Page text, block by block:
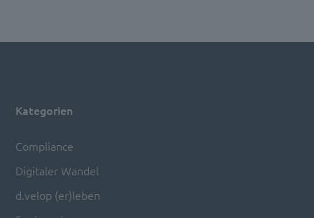
Kategorien
Compliance
Digitaler Wandel
d.velop (er)leben